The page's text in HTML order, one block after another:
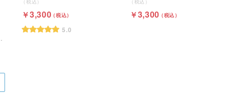
3,300
5.0
3,300